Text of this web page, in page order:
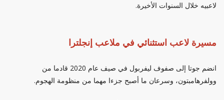
لاعبيه خلال السنوات الأخيرة.
مسيرة لاعب استثنائي في ملاعب إنجلترا
انضم جوتا إلى صفوف ليفربول في صيف عام 2020 قادما من
وولفرهامبتون، وسرعان ما أصبح جزءا مهما من منظومة الهجوم.